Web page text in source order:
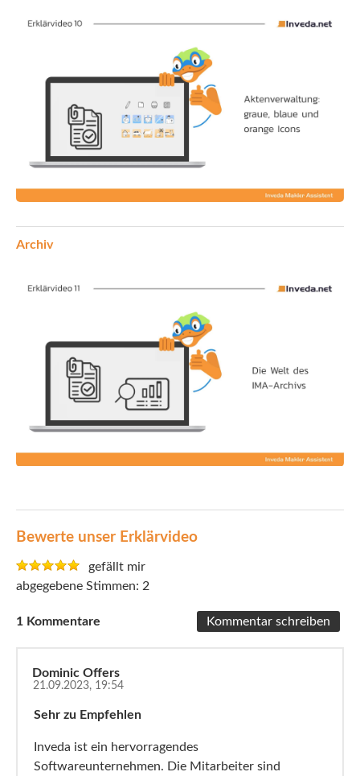
Archiv
Bewerte unser Erklärvideo
gefällt mir
2
1
Dominic Offers
21.09.2023, 19:54
Sehr zu Empfehlen
Inveda ist ein hervorragendes
Softwareunternehmen. Die Mitarbeiter sind